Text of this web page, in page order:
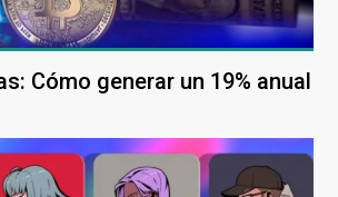
Cómo generar un 19% anual